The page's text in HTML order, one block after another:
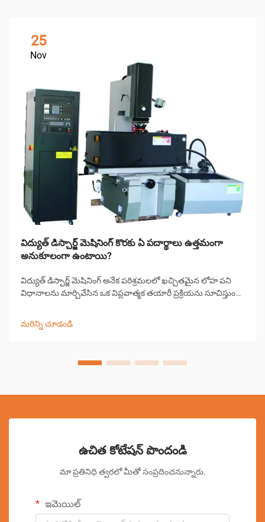
25
Nov
విద్యుత్ డిస్చార్జ్ మెషినింగ్ కొరకు ఏ పదార్థాలు ఉత్తమంగా
అనుకూలంగా ఉంటాయి?
విద్యుత్ డిస్చార్జ్ మెషినింగ్ అనేక పరిశ్రమలలో ఖచ్చితమైన లోహ పని
విధానాలను మార్చివేసిన ఒక విప్లవాత్మక తయారీ ప్రక్రియను సూచిస్తుంది.
మరిన్ని చూడండి
ఉచిత కోటేషన్ పొందండి
మా ప్రతినిధి త్వరలో మీతో సంప్రదించనున్నారు.
ఇమెయిల్